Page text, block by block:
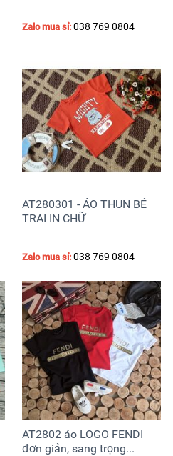
Zalo mua sỉ: 038 769 0804
AT280301 - ÁO THUN BÉ
TRAI IN CHỮ
Zalo mua sỉ: 038 769 0804
AT2802 áo LOGO FENDI
đơn giản, sang trọng...